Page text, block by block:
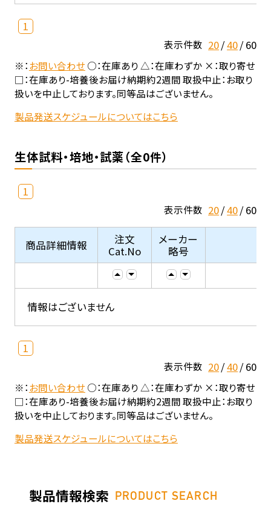
1
表示件数 20 40 60
※：お問い合わせ○：在庫あり △：在庫わずか ×：取り寄せ
□：在庫あり-培養後お届け納期約2週間 取扱中止：お取り
扱いを中止しております。同等品はございません。
製品発送スケジュールについてはこちら
生体試料・培地・試薬（全0件）
1
表示件数 20 40 60
商品詳細情報
注文
Cat.No
メーカー
略号
情報はございません
1
表示件数 20 40 60
※：お問い合わせ○：在庫あり △：在庫わずか ×：取り寄せ
□：在庫あり-培養後お届け納期約2週間 取扱中止：お取り
扱いを中止しております。同等品はございません。
製品発送スケジュールについてはこちら
製品情報検索 PRODUCT SEARCH